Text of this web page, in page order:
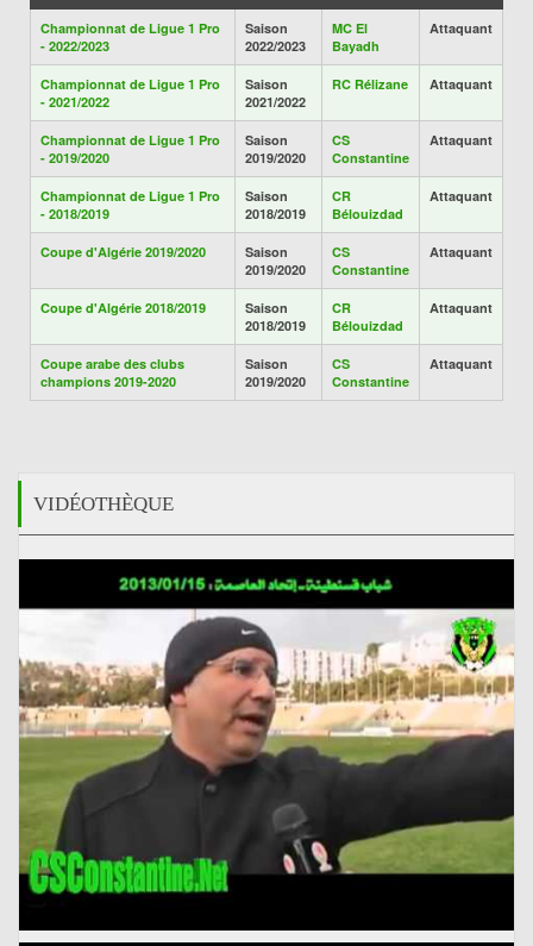
Championnat de Ligue 1 Pro
- 2022/2023
Saison
2022/2023
MC El
Bayadh
Attaquant
Championnat de Ligue 1 Pro
- 2021/2022
Saison
2021/2022
RC Rélizane Attaquant
Championnat de Ligue 1 Pro
- 2019/2020
Saison
2019/2020
CS
Constantine
Attaquant
Championnat de Ligue 1 Pro
- 2018/2019
Saison
2018/2019
CR
Bélouizdad
Attaquant
Coupe d'Algérie 2019/2020
Saison
2019/2020
CS
Constantine
Attaquant
Coupe d'Algérie 2018/2019
Saison
2018/2019
CR
Bélouizdad
Attaquant
Coupe arabe des clubs
champions 2019-2020
Saison
2019/2020
CS
Constantine
Attaquant
VIDÉOTHÈQUE